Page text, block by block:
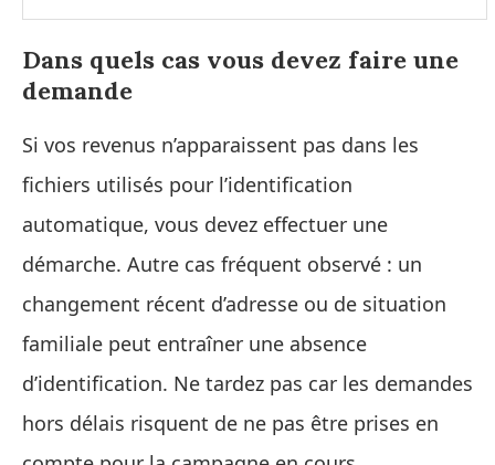
Dans quels cas vous devez faire une
demande
Si vos revenus n’apparaissent pas dans les
fichiers utilisés pour l’identification
automatique, vous devez effectuer une
démarche. Autre cas fréquent observé : un
changement récent d’adresse ou de situation
familiale peut entraîner une absence
d’identification. Ne tardez pas car les demandes
hors délais risquent de ne pas être prises en